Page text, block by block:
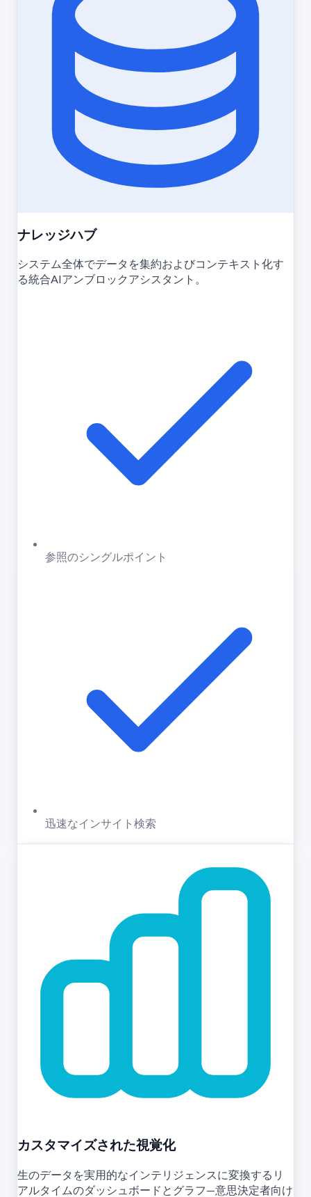
ナレッジハブ
システム全体でデータを集約およびコンテキスト化す
る統合AIアンブロックアシスタント。
参照のシングルポイント
迅速なインサイト検索
カスタマイズされた視覚化
生のデータを実用的なインテリジェンスに変換するリ
アルタイムのダッシュボードとグラフ—意思決定者向け